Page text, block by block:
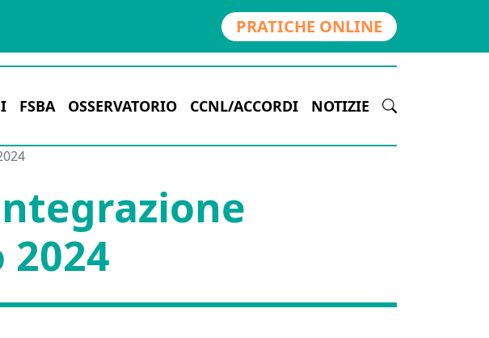
PRATICHE ONLINE
FSBA OSSERVATORIO CCNL/ACCORDI NOTIZIE